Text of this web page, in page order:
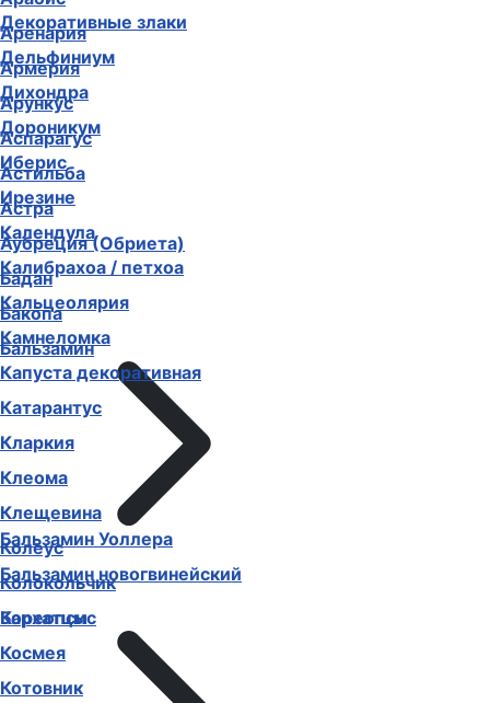
Аренария
Армерия
Арункус
Аспарагус
Астильба
Астра
Аубреция (Обриета)
Бадан
Бакопа
Бальзамин
Бальзамин Уоллера
Бальзамин новогвинейский
Бархатцы
Декоративные злаки
Дельфиниум
Дихондра
Дороникум
Иберис
Ирезине
Календула
Калибрахоа / петхоа
Кальцеолярия
Камнеломка
Капуста декоративная
Катарантус
Кларкия
Клеома
Клещевина
Колеус
Колокольчик
Кореопсис
Космея
Котовник